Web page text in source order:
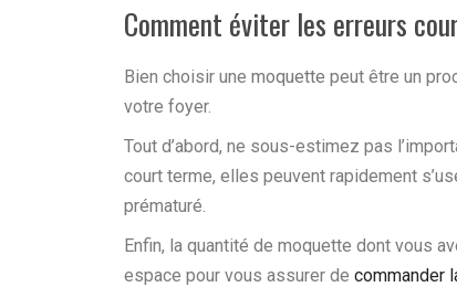
Comment éviter les erreurs
Bien choisir une moquette peut être un
votre foyer.
Tout d’abord, ne sous-estimez pas
court terme, elles peuvent rapidement
prématuré.
Enfin, la quantité de moquette dont vous
espace pour vous assurer de commander